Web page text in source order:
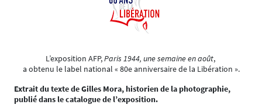
L’exposition AFP,Paris 1944, une semaine en août,
a obtenu le label national « 80e anniversaire de la Libération ».
Extrait du texte de Gilles Mora, historien de la photographie,
publié dans le catalogue de l’exposition.